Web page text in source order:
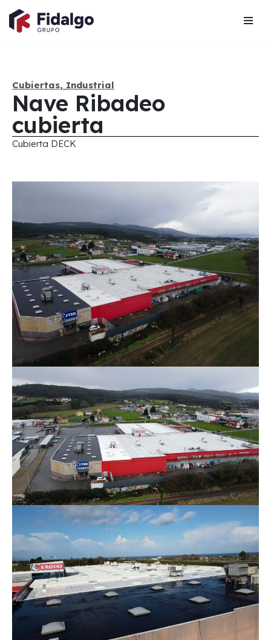
Saltar
Cubiertas, Industrial
Nave Ribadeo
cubierta
Cubierta DECK